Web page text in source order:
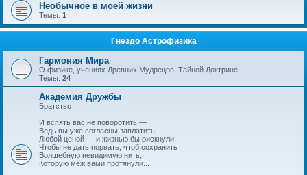
Необычное в моей жизни
Темы: 1
Гнездо Астрофизика
Гармония Мира
О физике, учениях Древних Мудрецов, Тайной Доктрине
Темы: 24
Академия Дружбы
Братство
И вспять вас не поворотить —
Ведь вы уже согласны заплатить:
Любой ценой — и жизнью бы рискнули, —
Чтобы не дать порвать, чтоб сохранить
Волшебную невидимую нить,
Которую меж вами протянули...